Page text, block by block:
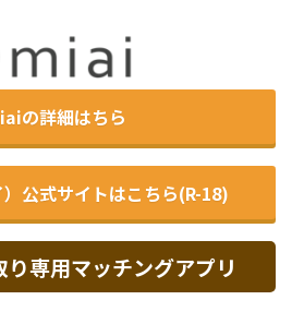
の詳細はちら
公式サイトはこちら(R-18)
専用マッチングアプリ